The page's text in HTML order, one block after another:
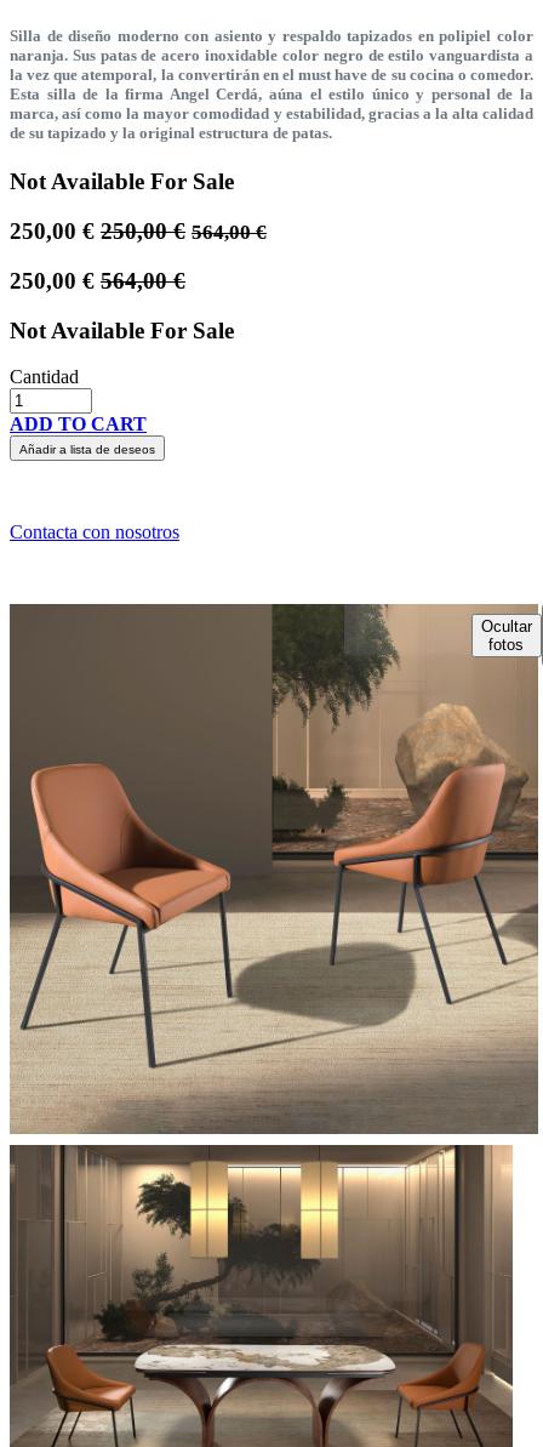
Silla de diseño moderno con asiento y respaldo tapizados en polipiel color
naranja. Sus patas de acero inoxidable color negro de estilo vanguardista a
la vez que atemporal, la convertirán en el must have de su cocina o comedor.
Esta silla de la firma Angel Cerdá, aúna el estilo único y personal de la
marca, así como la mayor comodidad y estabilidad, gracias a la alta calidad
de su tapizado y la original estructura de patas.
Not Available For Sale
250,00 € 250,00€ 564,00€
250,00 € 564,00€
Not Available For Sale
Cantidad
ADD TO CART
Añadir a lista de deseos
Contacta con nosotros
Ocultar
fotos